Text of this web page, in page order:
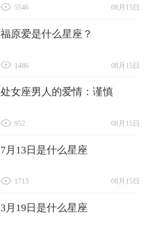
08月15日
5546
福原爱是什么星座？
08月15日
1486
处女座男人的爱情：谨慎
08月15日
952
7月13日是什么星座
08月15日
1713
3月19日是什么星座